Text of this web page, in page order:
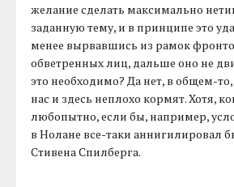
желание сделать максимально
заданную тему, и в принципе это
менее вырвавшись из рамок
обветренных лиц, дальше оно не
это необходимо? Да нет, в общем-
нас и здесь неплохо кормят. Хотя,
любопытно, если бы, например,
в Нолане все-таки аннигилировал
Стивена Спилберга.